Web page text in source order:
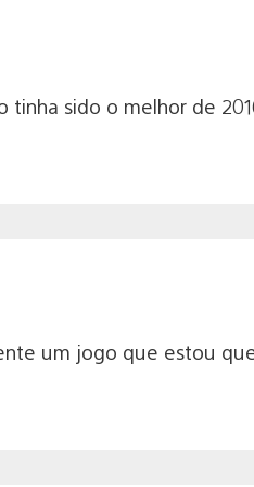
tinha sido o melhor de
um jogo que estou